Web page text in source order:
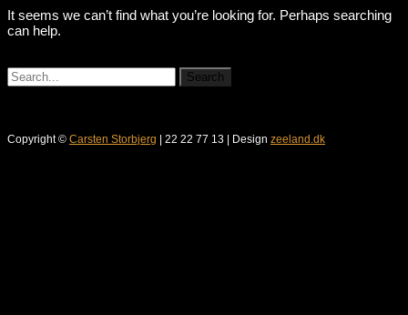
It seems we can’t find what you’re looking for. Perhaps searching
can help.
Copyright © Carsten Storbjerg | 22 22 77 13 | Design zeeland.dk